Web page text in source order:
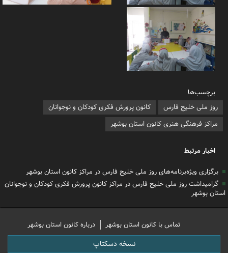
برچسب‌ها
روز ملی خلیج فارس
کانون پرورش فکری کودکان و نوجوانان
مراکز فرهنگی هنری کانون استان بوشهر
اخبار مرتبط
برگزاری ویژه‌برنامه‌های روز ملی خلیج فارس در مراکز کانون استان بوشهر
گرامیداشت روز ملی خلیج فارس در مراکز کانون پرورش فکری کودکان و نوجوانان
استان بوشهر
تماس با کانون استان بوشهر درباره کانون استان بوشهر
نسخه دسکتاپ